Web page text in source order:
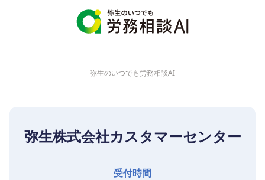
弥生のいつでも労務相談AI
弥生株式会社カスタマーセンター
受付時間